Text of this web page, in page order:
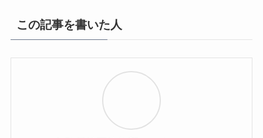
この記事を書いた人